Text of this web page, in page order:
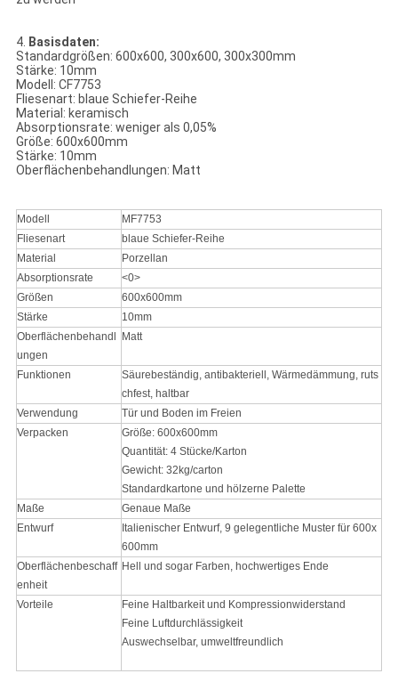
4. Basisdaten:
Standardgrößen: 600x600, 300x600, 300x300mm
Stärke: 10mm
Modell: CF7753
Fliesenart: blaue Schiefer-Reihe
Material: keramisch
Absorptionsrate: weniger als 0,05%
Größe: 600x600mm
Stärke: 10mm
Oberflächenbehandlungen: Matt
Modell
MF7753
Fliesenart
blaue Schiefer-Reihe
Material
Porzellan
Absorptionsrate
<0>
Größen
600x600mm
Stärke
10mm
Oberflächenbehandl
ungen
Matt
Funktionen
Säurebeständig, antibakteriell, Wärmedämmung, ruts
chfest, haltbar
Verwendung
Tür und Boden im Freien
Verpacken
Größe: 600x600mm
Quantität: 4 Stücke/Karton
Gewicht: 32kg/carton
Standardkartone und hölzerne Palette
Maße
Genaue Maße
Entwurf
Italienischer Entwurf, 9 gelegentliche Muster für 600x
600mm
Oberflächenbeschaff
enheit
Hell und sogar Farben, hochwertiges Ende
Vorteile
Feine Haltbarkeit und Kompressionwiderstand
Feine Luftdurchlässigkeit
Auswechselbar, umweltfreundlich